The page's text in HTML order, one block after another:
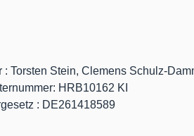
Torsten Stein, Clemens Schulz-
HRB10162 KI
: DE261418589